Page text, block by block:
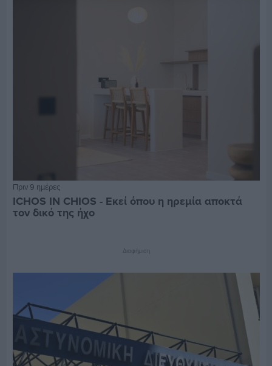
Πριν 9 ημέρες
ICHOS IN CHIOS - Εκεί όπου η ηρεμία αποκτά
τον δικό της ήχο
Διαφήμιση